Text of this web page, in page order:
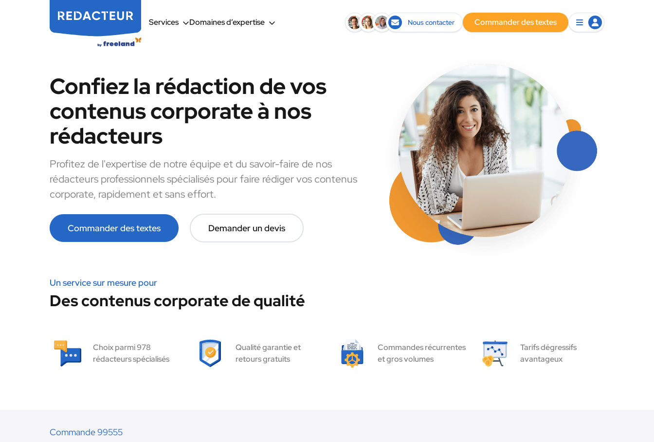
Services Domaines d’expertise Nous contacter Commander des textes
Confiez la rédaction de vos
contenus corporate à nos
rédacteurs
Profitez de l'expertise de notre équipe et du savoir-faire de nos
rédacteurs professionnels spécialisés pour faire rédiger vos contenus
corporate, rapidement et sans effort.
Commander des textes Demander un devis
Un service sur mesure pour
Des contenus corporate de qualité
Choix parmi 978
rédacteurs spécialisés
Qualité garantie et
retours gratuits
Commandes récurrentes
et gros volumes
Tarifs dégressifs
avantageux
Commande 99555